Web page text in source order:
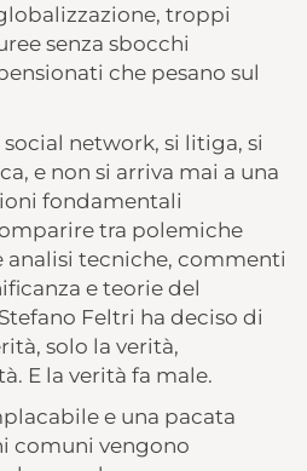
troppi
senza sbocchi
che pesano sul
network, si litiga, si
e non si arriva mai a una
fondamentali
tra polemiche
tecniche, commenti
e teorie del
Feltri ha deciso di
solo la verità,
E la verità fa male.
e una pacata
comuni vengono